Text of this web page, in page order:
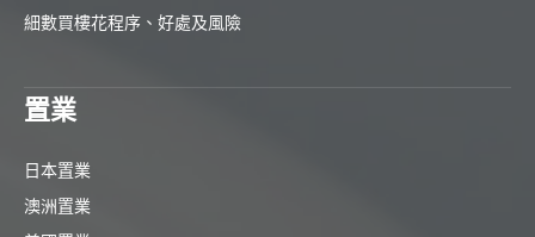
細數買樓花程序、好處及風險
置業
日本置業
澳洲置業